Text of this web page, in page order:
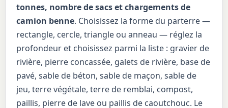
tonnes, nombre de sacs et chargements de
camion benne. Choisissez la forme du parterre —
rectangle, cercle, triangle ou anneau — réglez la
profondeur et choisissez parmi la liste : gravier de
rivière, pierre concassée, galets de rivière, base de
pavé, sable de béton, sable de maçon, sable de
jeu, terre végétale, terre de remblai, compost,
paillis, pierre de lave ou paillis de caoutchouc. Le